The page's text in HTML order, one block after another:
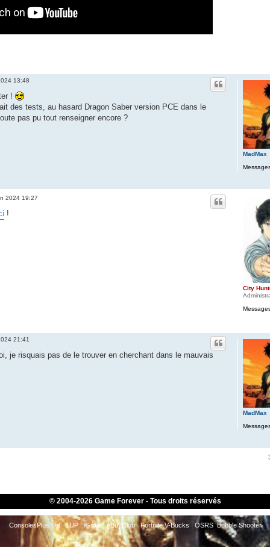
MadMax
13:48
!
des tests, au hasard Dragon Saber version PCE dans le
pas pu tout renseigner encore ?
City
2024 19:27
!
MadMax
21:41
je risquais pas de le trouver en cherchant dans le mauvais
© 2004-2026 Game Forever - Tous droits réservés
ConsolesPlus.net 1UP iGraal eBuyClub Fortnite V-Bucks OSRS Bubble Shooter